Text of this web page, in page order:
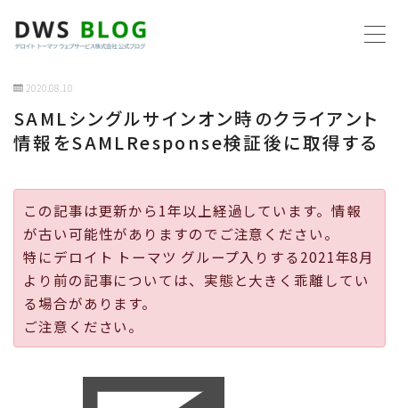
ホーム
プログラミング
ビジネス
リモートワーク
2020.08.10
SAMLシングルサインオン時のクライアント
情報をSAMLResponse検証後に取得する
この記事は更新から1年以上経過しています。情報
が古い可能性がありますのでご注意ください。
特にデロイト トーマツ グループ入りする2021年8月
より前の記事については、実態と大きく乖離してい
る場合があります。
ご注意ください。